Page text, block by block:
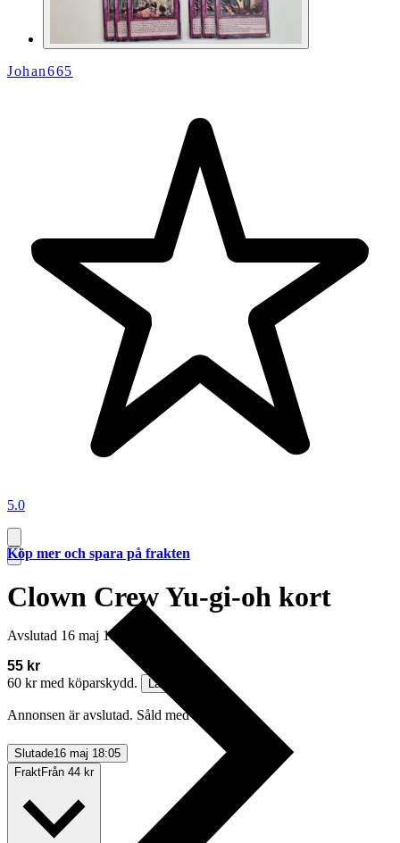
Johan665
5.0
Clown Crew Yu-gi-oh kort
Avslutad 16 maj 18:05
55 kr
60 kr med köparskydd.
Läs mer
Annonsen är avslutad. Såld med Köp nu.
Slutade16 maj 18:05
FraktFrån 44 kr
Köp mer och spara på frakten